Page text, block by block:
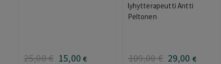
25,00€ 15,00 €
lyhytterapeutti Antti
Peltonen
109,00€ 29,00 €